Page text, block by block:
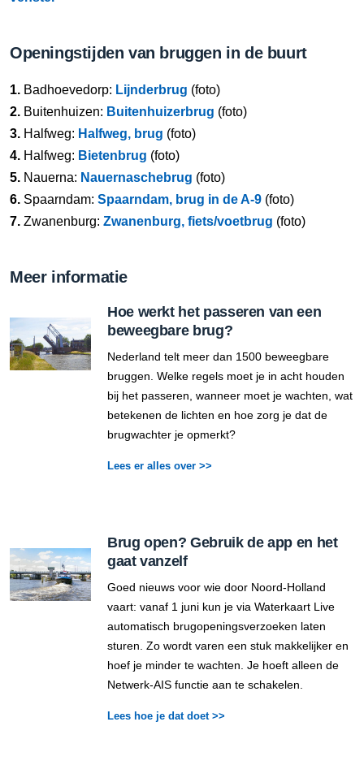
Openingstijden van bruggen in de buurt
1. Badhoevedorp: Lijnderbrug (foto)
2. Buitenhuizen: Buitenhuizerbrug (foto)
3. Halfweg: Halfweg, brug (foto)
4. Halfweg: Bietenbrug (foto)
5. Nauerna: Nauernaschebrug (foto)
6. Spaarndam: Spaarndam, brug in de A-9 (foto)
7. Zwanenburg: Zwanenburg, fiets/voetbrug (foto)
Meer informatie
Hoe werkt het passeren van een
beweegbare brug?
Nederland telt meer dan 1500 beweegbare
bruggen. Welke regels moet je in acht houden
bij het passeren, wanneer moet je wachten, wat
betekenen de lichten en hoe zorg je dat de
brugwachter je opmerkt?
Lees er alles over >>
Brug open? Gebruik de app en het
gaat vanzelf
Goed nieuws voor wie door Noord-Holland
vaart: vanaf 1 juni kun je via Waterkaart Live
automatisch brugopeningsverzoeken laten
sturen. Zo wordt varen een stuk makkelijker en
hoef je minder te wachten. Je hoeft alleen de
Netwerk-AIS functie aan te schakelen.
Lees hoe je dat doet >>